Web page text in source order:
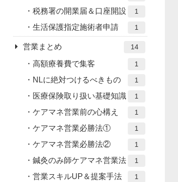
税務署の開業届＆口座開設 1
生活保護指定施術者申請 1
営業まとめ 14
高額療養費で集客 1
NLに絶対つけるべきもの 1
医療保険取り扱い基礎知識 1
ケアマネ営業前の心構え 1
ケアマネ営業必勝法① 1
ケアマネ営業必勝法② 1
鍼灸のみ師ケアマネ営業法 1
営業スキルUP＆提案手法 1